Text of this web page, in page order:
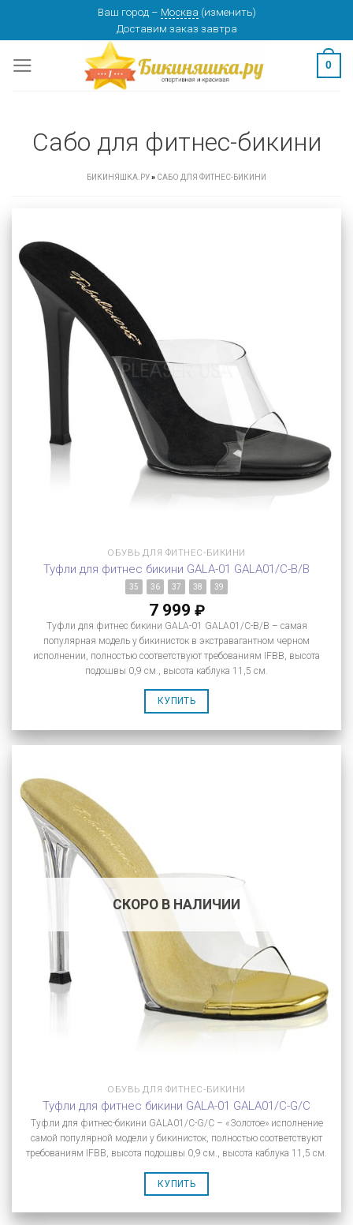
content
Ваш город – Москва (изменить)
Доставим заказ завтра
0
Сабо для фитнес-бикини
БИКИНЯШКА.РУ» САБО ДЛЯ ФИТНЕС-БИКИНИ
ОБУВЬ ДЛЯ ФИТНЕС-БИКИНИ
Туфли для фитнес бикини GALA-01 GALA01/C-B/B
35 36 37 38 39
7 999 ₽
Туфли для фитнес бикини GALA-01 GALA01/C-B/B – самая
популярная модель у бикинисток в экстравагантном черном
исполнении, полностью соответствуют требованиям IFBB, высота
подошвы 0,9 см., высота каблука 11,5 см.
КУПИТЬ
СКОРО В НАЛИЧИИ
ОБУВЬ ДЛЯ ФИТНЕС-БИКИНИ
Туфли для фитнес бикини GALA-01 GALA01/C-G/C
Туфли для фитнес-бикини GALA01/C-G/C – «Золотое» исполнение
самой популярной модели у бикинисток, полностью соответствуют
требованиям IFBB, высота подошвы 0,9 см., высота каблука 11,5 см.
КУПИТЬ